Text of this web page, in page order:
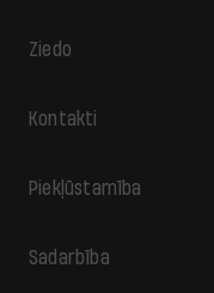
Ziedo
Kontakti
Piekļūstamība
Sadarbība